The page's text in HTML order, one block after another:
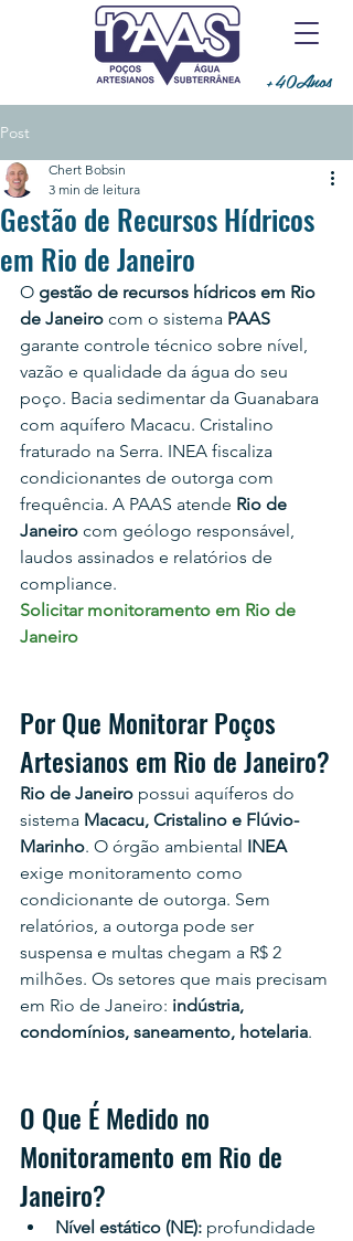
+40Anos
Post
Gestão de Recursos Hídricos
em Rio de Janeiro
Chert Bobsin
3 min de leitura
O gestão de recursos hídricos em Rio
de Janeiro com o sistema PAAS
garante controle técnico sobre nível,
vazão e qualidade da água do seu
poço. Bacia sedimentar da Guanabara
com aquífero Macacu. Cristalino
fraturado na Serra. INEA fiscaliza
condicionantes de outorga com
frequência. A PAAS atende Rio de
Janeiro com geólogo responsável,
laudos assinados e relatórios de
compliance.
Solicitar monitoramento em Rio de
Janeiro
Por Que Monitorar Poços
Artesianos em Rio de Janeiro?
Rio de Janeiro possui aquíferos do
sistema Macacu, Cristalino e Flúvio-
Marinho. O órgão ambiental INEA
exige monitoramento como
condicionante de outorga. Sem
relatórios, a outorga pode ser
suspensa e multas chegam a R$ 2
milhões. Os setores que mais precisam
em Rio de Janeiro: indústria,
condomínios, saneamento, hotelaria.
O Que É Medido no
Monitoramento em Rio de
Janeiro?
Nível estático (NE): profundidade